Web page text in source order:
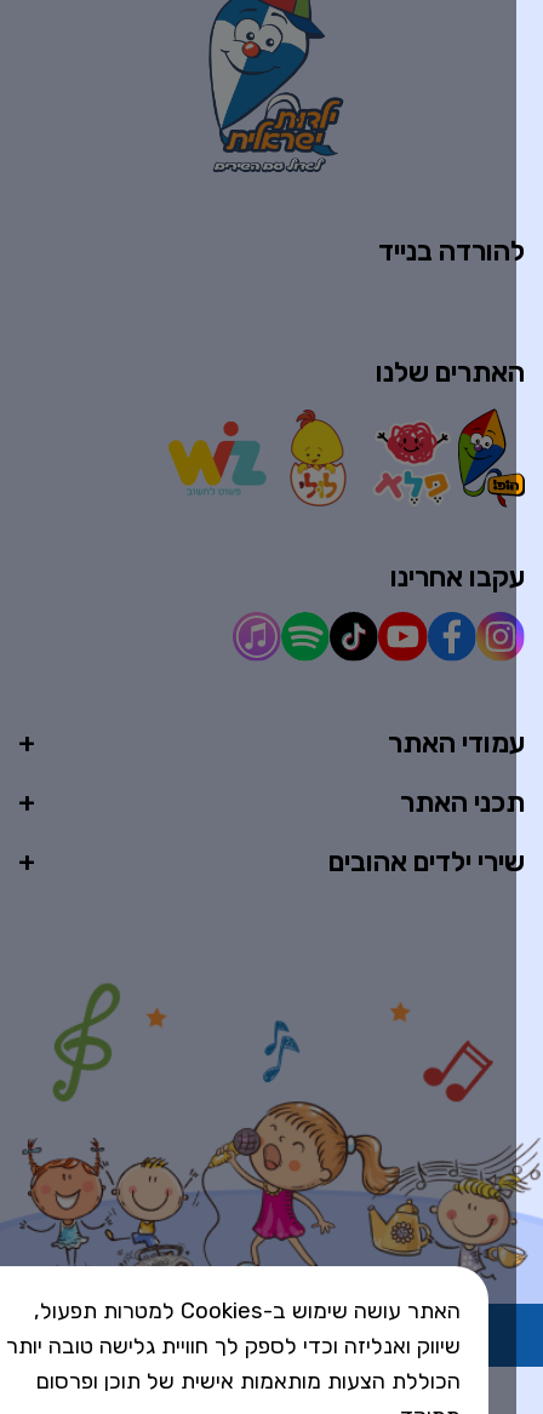
האתר
האתר
ילדים אהובים
בנייד
שלנו
אחרינו
השירות פועל ברישיון אקו"ם
Design&Code by Elevate
האתר עושה שימוש ב-Cookies למטרות תפעול,
שיווק ואנליזה וכדי לספק לך חוויית גלישה טובה יותר
הכוללת הצעות מותאמות אישית של תוכן ופרסום